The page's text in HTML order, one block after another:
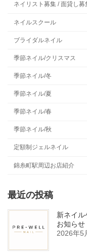
ネイリスト募集 / 面貸し募
ネイルスクール
ブライダルネイル
季節ネイル/クリスマス
季節ネイル/冬
季節ネイル/夏
季節ネイル/春
季節ネイル/秋
定額制ジェルネイル
錦糸町駅周辺お店紹介
最近の投稿
新ネイ
お知らせ
2026年5